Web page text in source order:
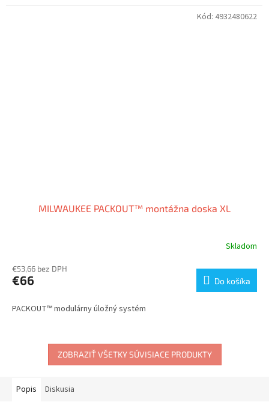
MILWAUKEE PACKOUT™ montážna doska XL
Skladom
€53,66 bez DPH
€66 Do košíka
PACKOUT™ modulárny úložný systém
Kód: 4932480622
ZOBRAZIŤ VŠETKY SÚVISIACE PRODUKTY
Popis Diskusia